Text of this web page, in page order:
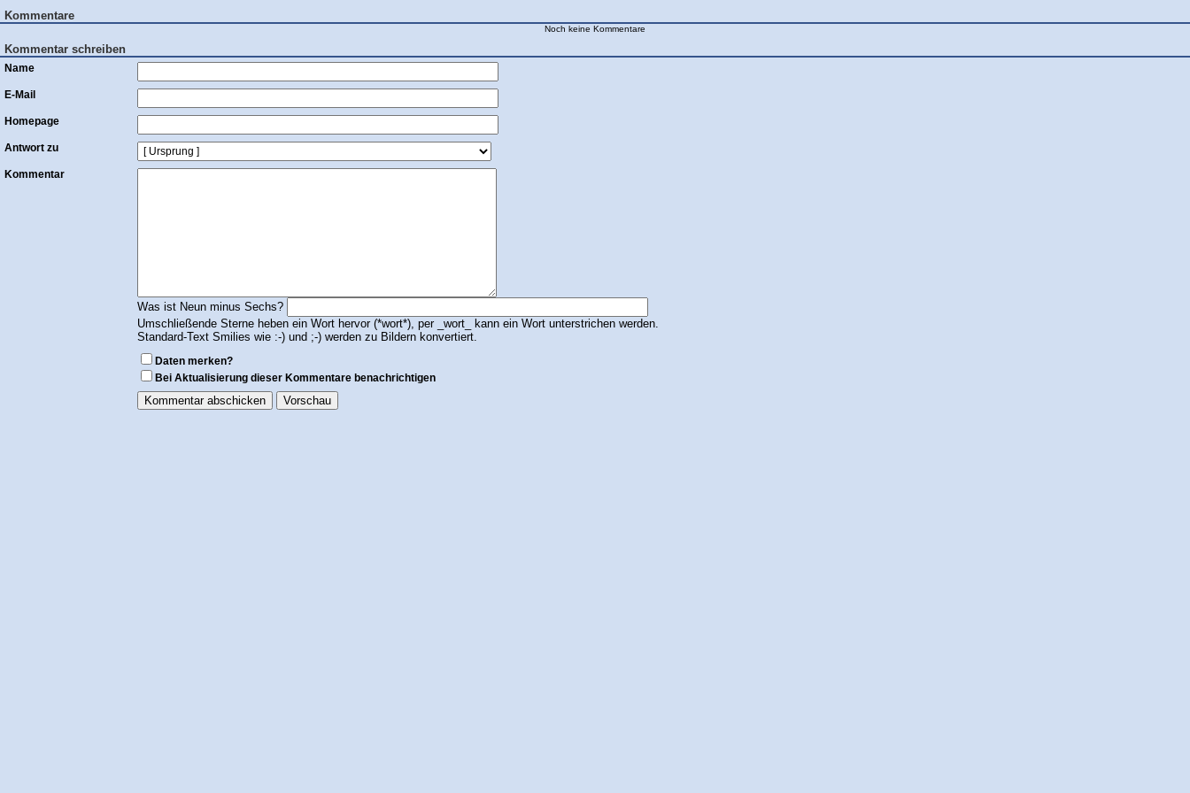
Kommentare
Noch keine Kommentare
Kommentar schreiben
Name
E-Mail
Homepage
Antwort zu
Kommentar
Was ist Neun minus Sechs?
Umschließende Sterne heben ein Wort hervor (*wort*), per _wort_ kann ein Wort unterstrichen werden.
Standard-Text Smilies wie :-) und ;-) werden zu Bildern konvertiert.
Daten merken?
Bei Aktualisierung dieser Kommentare benachrichtigen